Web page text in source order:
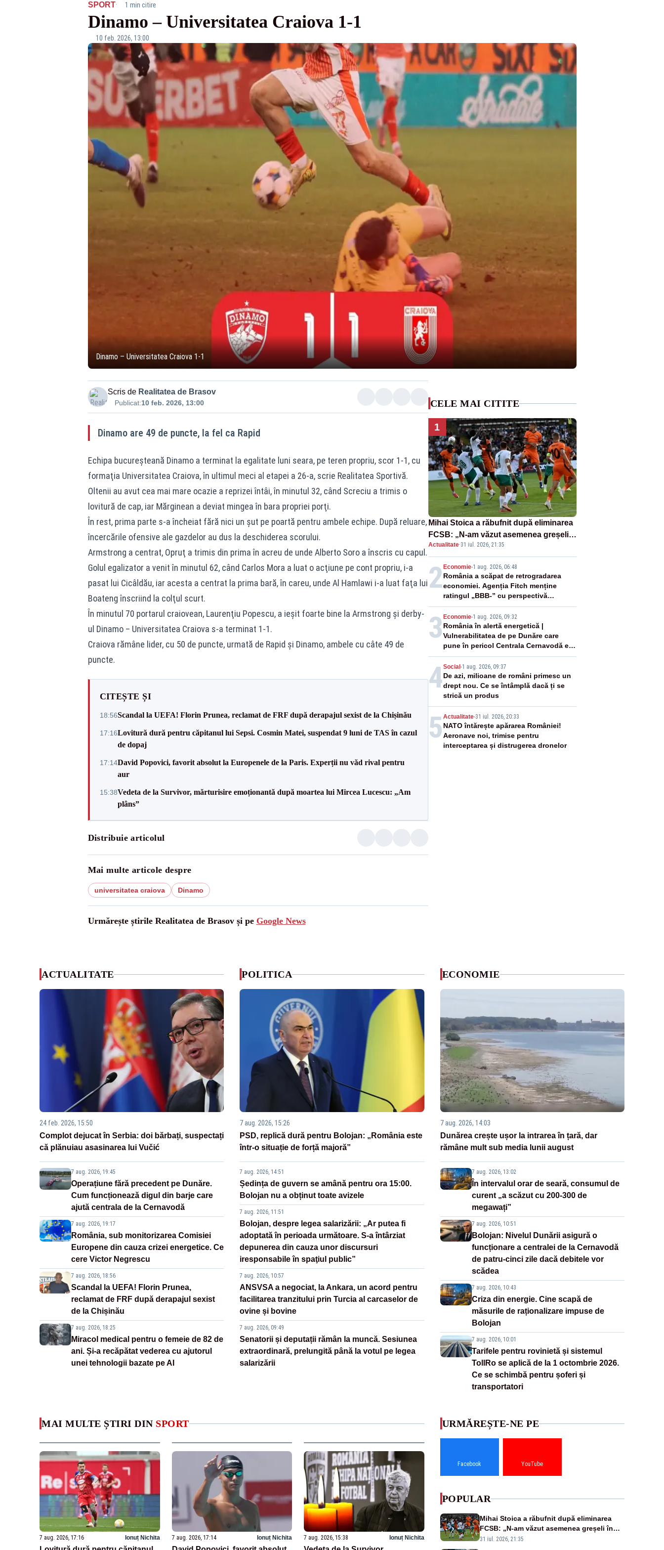
SPORT· 1 min citire
Dinamo – Universitatea Craiova 1-1
10 feb. 2026, 13:00
Dinamo – Universitatea Craiova 1-1
Scris de Realitatea de Brasov
Publicat:10 feb. 2026, 13:00
Dinamo are 49 de puncte, la fel ca Rapid
Echipa bucureşteană Dinamo a terminat la egalitate luni seara, pe teren propriu, scor 1-1, cu
formaţia Universitatea Craiova, în ultimul meci al etapei a 26-a, scrie Realitatea Sportivă.
Oltenii au avut cea mai mare ocazie a reprizei întâi, în minutul 32, când Screciu a trimis o
lovitură de cap, iar Mărginean a deviat mingea în bara propriei porţi.
În rest, prima parte s-a încheiat fără nici un şut pe poartă pentru ambele echipe. După reluare,
încercările ofensive ale gazdelor au dus la deschiderea scorului.
Armstrong a centrat, Opruţ a trimis din prima în acreu de unde Alberto Soro a înscris cu capul.
Golul egalizator a venit în minutul 62, când Carlos Mora a luat o acţiune pe cont propriu, i-a
pasat lui Cicâldău, iar acesta a centrat la prima bară, în careu, unde Al Hamlawi i-a luat faţa lui
Boateng înscriind la colţul scurt.
În minutul 70 portarul craiovean, Laurenţiu Popescu, a ieşit foarte bine la Armstrong şi derby-
ul Dinamo – Universitatea Craiova s-a terminat 1-1.
Craiova rămâne lider, cu 50 de puncte, urmată de Rapid şi Dinamo, ambele cu câte 49 de
puncte.
CITEȘTE ȘI
18:56Scandal la UEFA! Florin Prunea, reclamat de FRF după derapajul sexist de la Chișinău
17:16Lovitură dură pentru căpitanul lui Sepsi. Cosmin Matei, suspendat 9 luni de TAS în cazul
de dopaj
17:14David Popovici, favorit absolut la Europenele de la Paris. Experții nu văd rival pentru
aur
15:38Vedeta de la Survivor, mărturisire emoționantă după moartea lui Mircea Lucescu: „Am
plâns”
Distribuie articolul
Mai multe articole despre
universitatea craiova Dinamo
Urmărește știrile Realitatea de Brasov și pe Google News
CELE MAI CITITE
1
Mihai Stoica a răbufnit după eliminarea
FCSB: „N-am văzut asemenea greșeli
în 190 de meciuri europene”
Actualitate·31 iul. 2026, 21:35
2 Economie-1 aug. 2026, 06:48
România a scăpat de retrogradarea
economiei. Agenția Fitch menține
ratingul „BBB-” cu perspectivă
negativă
3 Economie-1 aug. 2026, 09:32
România în alertă energetică |
Vulnerabilitatea de pe Dunăre care
pune în pericol Centrala Cernavodă era
cunoscută de pe vremea lui Ceaușescu
4Social -1 aug. 2026, 09:37
De azi, milioane de români primesc un
drept nou. Ce se întâmplă dacă ți se
strică un produs
5 Actualitate-31 iul. 2026, 20:33
NATO întărește apărarea României!
Aeronave noi, trimise pentru
interceptarea și distrugerea dronelor
ACTUALITATE
24 feb. 2026, 15:50
Complot dejucat în Serbia: doi bărbați, suspectați
că plănuiau asasinarea lui Vučić
7 aug. 2026, 19:45
Operațiune fără precedent pe Dunăre.
Cum funcționează digul din barje care
ajută centrala de la Cernavodă
7 aug. 2026, 19:17
România, sub monitorizarea Comisiei
Europene din cauza crizei energetice. Ce
cere Victor Negrescu
7 aug. 2026, 18:56
Scandal la UEFA! Florin Prunea,
reclamat de FRF după derapajul sexist
de la Chișinău
7 aug. 2026, 18:25
Miracol medical pentru o femeie de 82 de
ani. Și-a recăpătat vederea cu ajutorul
unei tehnologii bazate pe AI
POLITICA
7 aug. 2026, 15:26
PSD, replică dură pentru Bolojan: „România este
într-o situație de forță majoră”
7 aug. 2026, 14:51
Ședința de guvern se amână pentru ora 15:00.
Bolojan nu a obținut toate avizele
7 aug. 2026, 11:51
Bolojan, despre legea salarizării: „Ar putea fi
adoptată în perioada următoare. S-a întârziat
depunerea din cauza unor discursuri
iresponsabile în spaţiul public”
7 aug. 2026, 10:57
ANSVSA a negociat, la Ankara, un acord pentru
facilitarea tranzitului prin Turcia al carcaselor de
ovine și bovine
7 aug. 2026, 09:49
Senatorii și deputații rămân la muncă. Sesiunea
extraordinară, prelungită până la votul pe legea
salarizării
ECONOMIE
7 aug. 2026, 14:03
Dunărea crește ușor la intrarea în țară, dar
rămâne mult sub media lunii august
7 aug. 2026, 13:02
În intervalul orar de seară, consumul de
curent „a scăzut cu 200-300 de
megawați”
7 aug. 2026, 10:51
Bolojan: Nivelul Dunării asigură o
funcționare a centralei de la Cernavodă
de patru-cinci zile dacă debitele vor
scădea
7 aug. 2026, 10:43
Criza din energie. Cine scapă de
măsurile de raționalizare impuse de
Bolojan
7 aug. 2026, 10:01
Tarifele pentru rovinietă și sistemul
TollRo se aplică de la 1 octombrie 2026.
Ce se schimbă pentru șoferi și
transportatori
MAI MULTE ȘTIRI DIN SPORT
7 aug. 2026, 17:16 Ionuț Nichita 7 aug. 2026, 17:14 Ionuț Nichita 7 aug. 2026, 15:38 Ionuț Nichita
URMĂREȘTE-NE PE
Facebook YouTube
POPULAR
Mihai Stoica a răbufnit după eliminarea
FCSB: „N-am văzut asemenea greșeli în
190 de meciuri europene”
31 iul. 2026, 21:35